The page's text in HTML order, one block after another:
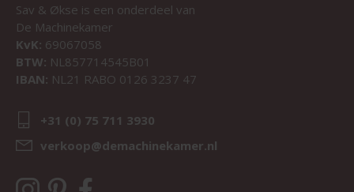
Sav & Økse is een onderdeel van
De Machinekamer
KvK: 69067058
BTW: NL857714545B01
IBAN: NL21 RABO 0126 3237 47
+31 (0) 75 711 3930
verkoop@demachinekamer.nl